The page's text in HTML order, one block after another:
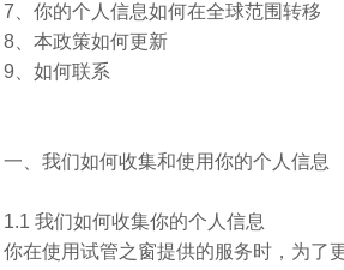
7、你的个人信息如何在全球范围转移
8、本政策如何更新
9、如何联系
一、我们如何收集和使用你的个人信息
1.1 我们如何收集你的个人信息
你在使用试管之窗提供的服务时，为了